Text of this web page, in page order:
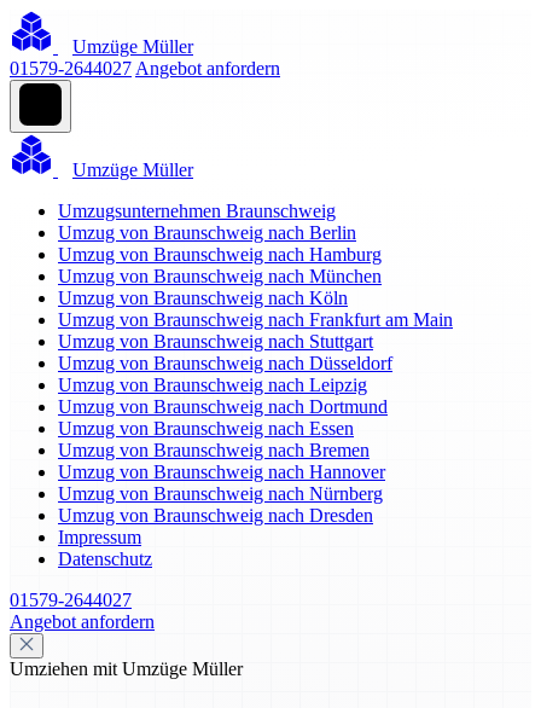
Umzüge Müller
01579-2644027 Angebot anfordern
Umzüge Müller
Umzugsunternehmen Braunschweig
Umzug von Braunschweig nach Berlin
Umzug von Braunschweig nach Hamburg
Umzug von Braunschweig nach München
Umzug von Braunschweig nach Köln
Umzug von Braunschweig nach Frankfurt am Main
Umzug von Braunschweig nach Stuttgart
Umzug von Braunschweig nach Düsseldorf
Umzug von Braunschweig nach Leipzig
Umzug von Braunschweig nach Dortmund
Umzug von Braunschweig nach Essen
Umzug von Braunschweig nach Bremen
Umzug von Braunschweig nach Hannover
Umzug von Braunschweig nach Nürnberg
Umzug von Braunschweig nach Dresden
Impressum
Datenschutz
01579-2644027
Angebot anfordern
Umziehen mit Umzüge Müller